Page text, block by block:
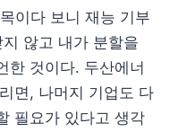
이다 보니 재능 기부
않고 내가 분할을
한 것이다. 두산에너
면, 나머지 기업도 다
필요가 있다고 생각